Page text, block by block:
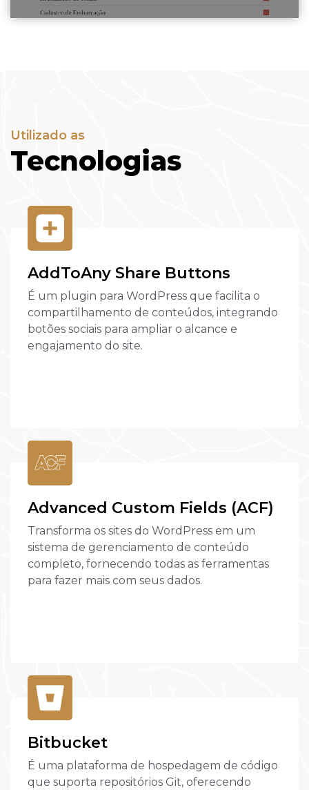
Utilizado as
Tecnologias
AddToAny Share Buttons
É um plugin para WordPress que facilita o
compartilhamento de conteúdos, integrando
botões sociais para ampliar o alcance e
engajamento do site.
Advanced Custom Fields (ACF)
Transforma os sites do WordPress em um
sistema de gerenciamento de conteúdo
completo, fornecendo todas as ferramentas
para fazer mais com seus dados.
Bitbucket
É uma plataforma de hospedagem de código
que suporta repositórios Git, oferecendo